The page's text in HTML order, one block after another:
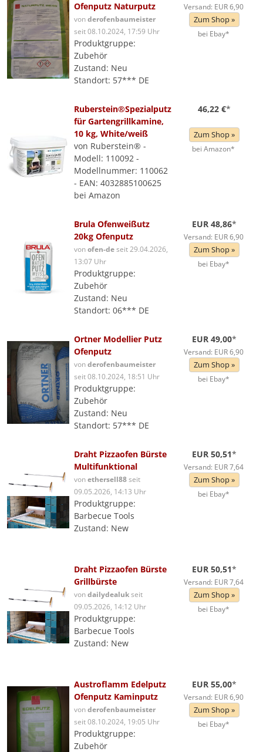
Ofenputz Naturputz
vonderofenbaumeister
seit 08.10.2024, 17:59 Uhr
Produktgruppe:
Zubehör
Zustand: Neu
Standort: 57*** DE
Versand: EUR 6,90
Zum Shop »
bei Ebay*
Ruberstein®Spezialputz
für Gartengrillkamine,
10 kg, White/weiß
von Ruberstein® -
Modell: 110092 -
Modellnummer: 110062
- EAN: 4032885100625
bei Amazon
46,22 €*
Zum Shop »
bei Amazon*
Brula Ofenweißutz
20kg Ofenputz
vonofen-deseit 29.04.2026,
13:07 Uhr
Produktgruppe:
Zubehör
Zustand: Neu
Standort: 06*** DE
EUR 48,86*
Versand: EUR 6,90
Zum Shop »
bei Ebay*
Ortner Modellier Putz
Ofenputz
vonderofenbaumeister
seit 08.10.2024, 18:51 Uhr
Produktgruppe:
Zubehör
Zustand: Neu
Standort: 57*** DE
EUR 49,00*
Versand: EUR 6,90
Zum Shop »
bei Ebay*
Draht Pizzaofen Bürste
Multifunktional
vonethersell88seit
09.05.2026, 14:13 Uhr
Produktgruppe:
Barbecue Tools
Zustand: New
EUR 50,51*
Versand: EUR 7,64
Zum Shop »
bei Ebay*
Draht Pizzaofen Bürste
Grillbürste
vondailydealukseit
09.05.2026, 14:12 Uhr
Produktgruppe:
Barbecue Tools
Zustand: New
EUR 50,51*
Versand: EUR 7,64
Zum Shop »
bei Ebay*
Austroflamm Edelputz
Ofenputz Kaminputz
vonderofenbaumeister
seit 08.10.2024, 19:05 Uhr
Produktgruppe:
Zubehör
EUR 55,00*
Versand: EUR 6,90
Zum Shop »
bei Ebay*